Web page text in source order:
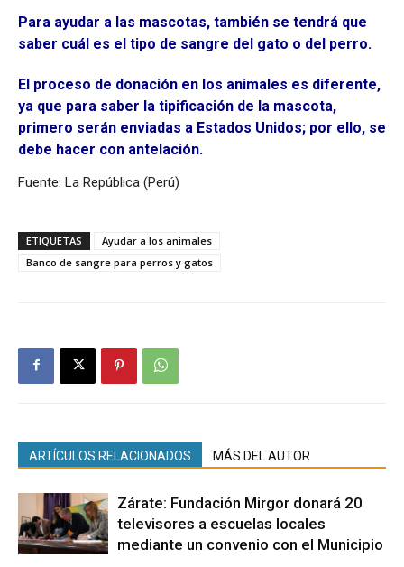
Para ayudar a las mascotas, también se tendrá que
saber cuál es el tipo de sangre del gato o del perro.
El proceso de donación en los animales es diferente,
ya que para saber la tipificación de la mascota,
primero serán enviadas a Estados Unidos; por ello, se
debe hacer con antelación.
Fuente: La República (Perú)
ETIQUETAS
Ayudar a los animales
Banco de sangre para perros y gatos
ARTÍCULOS RELACIONADOS MÁS DEL AUTOR
Zárate: Fundación Mirgor donará 20
televisores a escuelas locales
mediante un convenio con el Municipio